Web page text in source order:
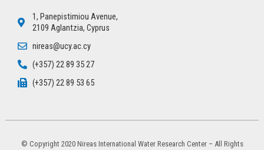
1, Panepistimiou Avenue,
2109 Aglantzia, Cyprus
nireas@ucy.ac.cy
(+357) 22 89 35 27
(+357) 22 89 53 65
© Copyright 2020 Nireas International Water Research Center – All Rights